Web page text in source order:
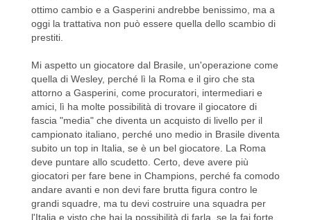
ottimo cambio e a Gasperini andrebbe benissimo, ma a
oggi la trattativa non può essere quella dello scambio di
prestiti.
Mi aspetto un giocatore dal Brasile, un'operazione come
quella di Wesley, perché lì la Roma e il giro che sta
attorno a Gasperini, come procuratori, intermediari e
amici, lì ha molte possibilità di trovare il giocatore di
fascia "media" che diventa un acquisto di livello per il
campionato italiano, perché uno medio in Brasile diventa
subito un top in Italia, se è un bel giocatore. La Roma
deve puntare allo scudetto. Certo, deve avere più
giocatori per fare bene in Champions, perché fa comodo
andare avanti e non devi fare brutta figura contro le
grandi squadre, ma tu devi costruire una squadra per
l'Italia e visto che hai la possibilità di farla, se la fai forte,